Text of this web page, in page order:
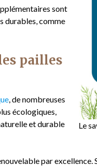
Le
sont
durables, comme
pailles
, de nombreuses
écologiques,
et durable
par excellence.